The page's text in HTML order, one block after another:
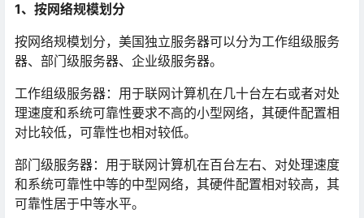
1、按网络规模划分
按网络规模划分，美国独立服务器可以分为工作组级服务
器、部门级服务器、企业级服务器。
工作组级服务器：用于联网计算机在几十台左右或者对处
理速度和系统可靠性要求不高的小型网络，其硬件配置相
对比较低，可靠性也相对较低。
部门级服务器：用于联网计算机在百台左右、对处理速度
和系统可靠性中等的中型网络，其硬件配置相对较高，其
可靠性居于中等水平。